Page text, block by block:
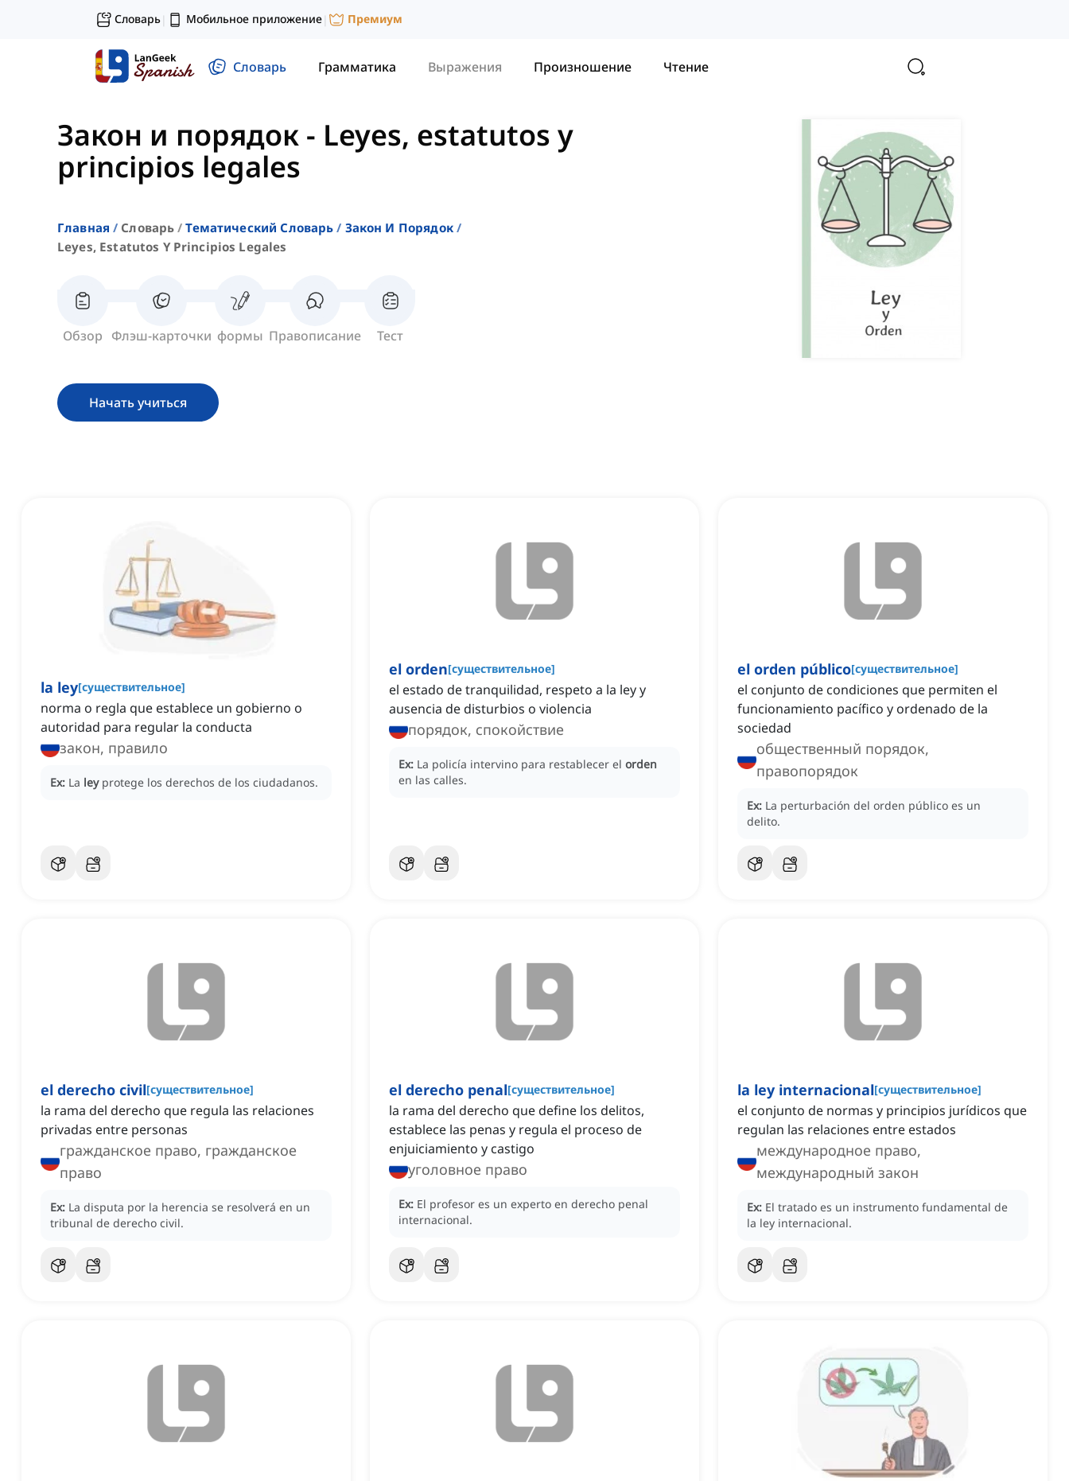
Словарь| Мобильное приложение| Премиум
Словарь Грамматика Выражения Произношение Чтение
Закон и порядок - Leyes, estatutos y
principios legales
Главная Словарь Тематический Словарь
Закон И Порядок
Leyes, Estatutos Y Principios Legales
Обзор Флэш-карточки формы Правописание Тест
Начать учиться
la ley[существительное]
norma o regla que establece un gobierno o
autoridad para regular la conducta
закон, правило
Ex: La ley protege los derechos de los ciudadanos.
el orden[существительное]
el estado de tranquilidad, respeto a la ley y
ausencia de disturbios o violencia
порядок, спокойствие
Ex: La policía intervino para restablecer el orden
en las calles.
el orden público[существительное]
el conjunto de condiciones que permiten el
funcionamiento pacífico y ordenado de la
sociedad
общественный порядок,
правопорядок
Ex: La perturbación del orden público es un
delito.
el derecho civil[существительное]
la rama del derecho que regula las relaciones
privadas entre personas
гражданское право, гражданское
право
Ex: La disputa por la herencia se resolverá en un
tribunal de derecho civil.
el derecho penal[существительное]
la rama del derecho que define los delitos,
establece las penas y regula el proceso de
enjuiciamiento y castigo
уголовное право
Ex: El profesor es un experto en derecho penal
internacional.
la ley internacional[существительное]
el conjunto de normas y principios jurídicos que
regulan las relaciones entre estados
международное право,
международный закон
Ex: El tratado es un instrumento fundamental de
la ley internacional.